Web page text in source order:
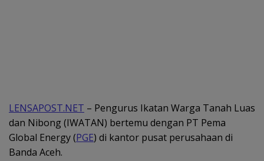
LENSAPOST.NET – Pengurus Ikatan Warga Tanah Luas
dan Nibong (IWATAN) bertemu dengan PT Pema
Global Energy (PGE) di kantor pusat perusahaan di
Banda Aceh.